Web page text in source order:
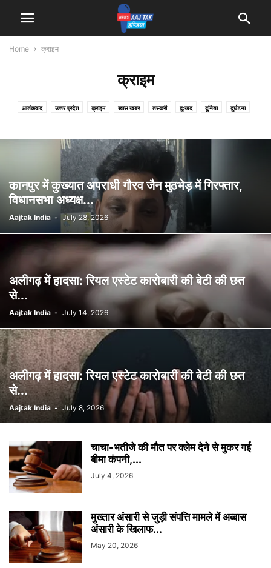
Home क्राइम
क्राइम
आतंकवाद उत्तर प्रदेश क्राइम खास खबर तस्करी दुःखद दुनिया दुर्घटना
स्पोर्ट्स
कानपुर में कुख्यात अपराधी गौरव जैन मुठभेड़ में गिरफ्तार,
विधानसभा अध्यक्ष...
Aajtak India - July 28, 2026
अलीगढ़ में हादसा: रियल एस्टेट कारोबारी की बेटी की छत
से...
Aajtak India - July 14, 2026
अलीगढ़ में हादसा: रियल एस्टेट कारोबारी की बेटी की छत
से...
Aajtak India - July 8, 2026
चाचा-भतीजे की मौत पर क्लेम देने से मुकर गई
बीमा कंपनी,...
July 4, 2026
मुख्तार अंसारी से जुड़ी संपत्ति मामले में अब्बास
अंसारी के खिलाफ...
May 20, 2026